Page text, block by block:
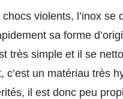
violents, l’inox se
sa forme
très simple et il se
c’est un matériau très
il est donc peu